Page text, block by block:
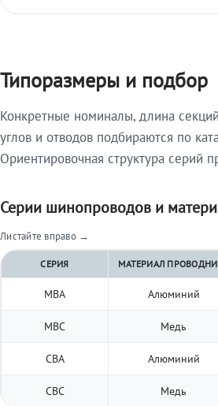
Типоразмеры и подбор
Конкретные номиналы, длина
углов и отводов подбираются по
Ориентировочная структура серий
Серии шинопроводов и
Листайте вправо →
СЕРИЯ МАТЕРИАЛ
МВА Алюминий
МВС Медь
СВА Алюминий
СВС Медь